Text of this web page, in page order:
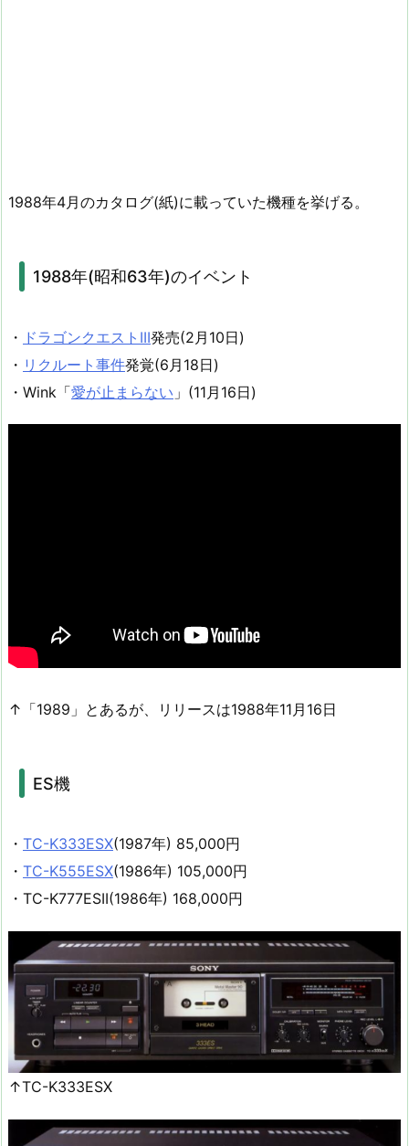
1988年4月のカタログ(紙)に載っていた機種を挙げる。
1988年(昭和63年)のイベント
・ ドラゴンクエストIII発売(2月10日)
・ リクルート事件発覚(6月18日)
・Wink「愛が止まらない 」(11月16日)
↑「1989」とあるが、リリースは1988年11月16日
ES機
・ TC-K333ESX(1987年) 85,000円
・ TC-K555ESX(1986年) 105,000円
・TC-K777ESII(1986年) 168,000円
↑TC-K333ESX